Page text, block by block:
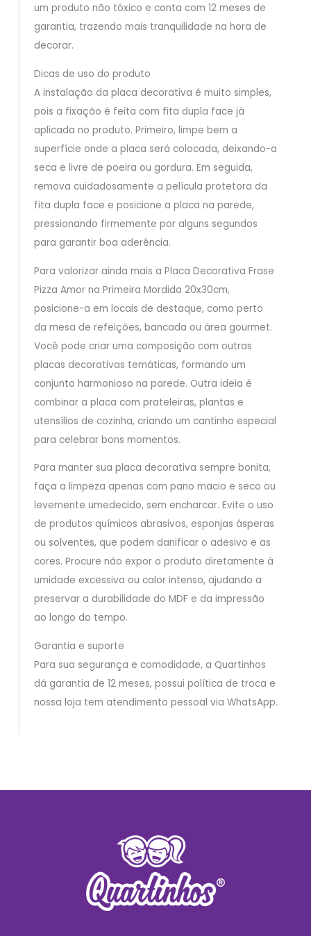
um produto não tóxico e conta com 12 meses de
garantia, trazendo mais tranquilidade na hora de
decorar.
Dicas de uso do produto
A instalação da placa decorativa é muito simples,
pois a fixação é feita com fita dupla face já
aplicada no produto. Primeiro, limpe bem a
superfície onde a placa será colocada, deixando-a
seca e livre de poeira ou gordura. Em seguida,
remova cuidadosamente a película protetora da
fita dupla face e posicione a placa na parede,
pressionando firmemente por alguns segundos
para garantir boa aderência.
Para valorizar ainda mais a Placa Decorativa Frase
Pizza Amor na Primeira Mordida 20x30cm,
posicione-a em locais de destaque, como perto
da mesa de refeições, bancada ou área gourmet.
Você pode criar uma composição com outras
placas decorativas temáticas, formando um
conjunto harmonioso na parede. Outra ideia é
combinar a placa com prateleiras, plantas e
utensílios de cozinha, criando um cantinho especial
para celebrar bons momentos.
Para manter sua placa decorativa sempre bonita,
faça a limpeza apenas com pano macio e seco ou
levemente umedecido, sem encharcar. Evite o uso
de produtos químicos abrasivos, esponjas ásperas
ou solventes, que podem danificar o adesivo e as
cores. Procure não expor o produto diretamente à
umidade excessiva ou calor intenso, ajudando a
preservar a durabilidade do MDF e da impressão
ao longo do tempo.
Garantia e suporte
Para sua segurança e comodidade, a Quartinhos
dá garantia de 12 meses, possui política de troca e
nossa loja tem atendimento pessoal via WhatsApp.